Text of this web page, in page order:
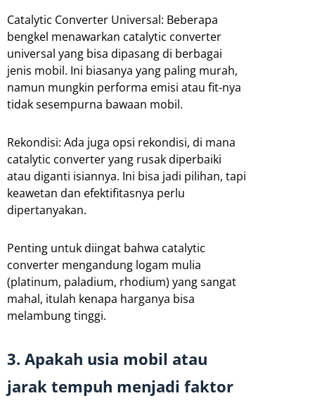
Catalytic Converter Universal: Beberapa
bengkel menawarkan catalytic converter
universal yang bisa dipasang di berbagai
jenis mobil. Ini biasanya yang paling murah,
namun mungkin performa emisi atau fit-nya
tidak sesempurna bawaan mobil.
Rekondisi: Ada juga opsi rekondisi, di mana
catalytic converter yang rusak diperbaiki
atau diganti isiannya. Ini bisa jadi pilihan, tapi
keawetan dan efektifitasnya perlu
dipertanyakan.
Penting untuk diingat bahwa catalytic
converter mengandung logam mulia
(platinum, paladium, rhodium) yang sangat
mahal, itulah kenapa harganya bisa
melambung tinggi.
3. Apakah usia mobil atau
jarak tempuh menjadi faktor